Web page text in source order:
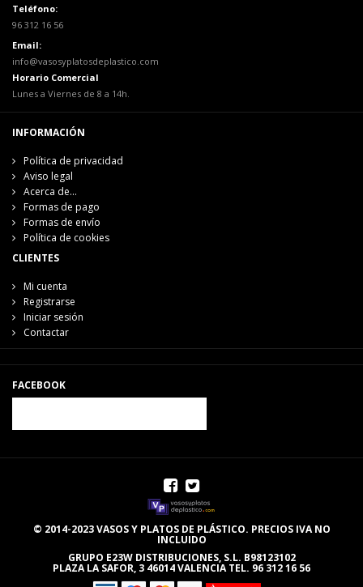
Teléfono:
96 312 16 56
Email:
info@vasosyplatosdeplastico.com
Horario Comercial
Lunes a Viernes de 8 a 14h.
INFORMACIÓN
Política de privacidad
Aviso legal
Acerca de...
Formas de pago
Formas de envío
Política de cookies
CLIENTES
Mi cuenta
Registrarse
Iniciar sesión
Contactar
FACEBOOK
© 2014-2023 VASOS Y PLATOS DE PLÁSTICO. PRECIOS IVA NO
INCLUIDO
GRUPO E23W DISTRIBUCIONES, S.L. B98123102
PLAZA LA SAFOR, 3 46014 VALENCIA TEL. 96 312 16 56